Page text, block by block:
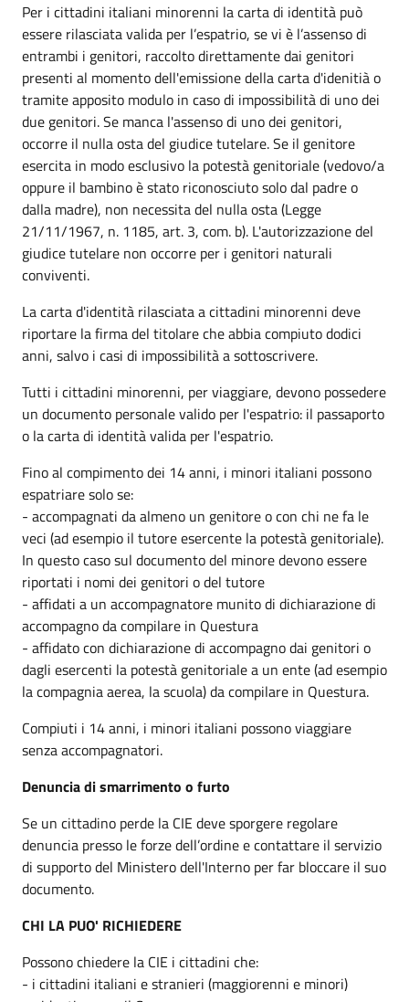
Per i cittadini italiani minorenni la carta di identità può
essere rilasciata valida per l’espatrio, se vi è l’assenso di
entrambi i genitori, raccolto direttamente dai genitori
presenti al momento dell'emissione della carta d'idenitià o
tramite apposito modulo in caso di impossibilità di uno dei
due genitori. Se manca l'assenso di uno dei genitori,
occorre il nulla osta del giudice tutelare. Se il genitore
esercita in modo esclusivo la potestà genitoriale (vedovo/a
oppure il bambino è stato riconosciuto solo dal padre o
dalla madre), non necessita del nulla osta (Legge
21/11/1967, n. 1185, art. 3, com. b). L'autorizzazione del
giudice tutelare non occorre per i genitori naturali
conviventi.
La carta d'identità rilasciata a cittadini minorenni deve
riportare la firma del titolare che abbia compiuto dodici
anni, salvo i casi di impossibilità a sottoscrivere.
Tutti i cittadini minorenni, per viaggiare, devono possedere
un documento personale valido per l'espatrio: il passaporto
o la carta di identità valida per l'espatrio.
Fino al compimento dei 14 anni, i minori italiani possono
espatriare solo se:
- accompagnati da almeno un genitore o con chi ne fa le
veci (ad esempio il tutore esercente la potestà genitoriale).
In questo caso sul documento del minore devono essere
riportati i nomi dei genitori o del tutore
- affidati a un accompagnatore munito di dichiarazione di
accompagno da compilare in Questura
- affidato con dichiarazione di accompagno dai genitori o
dagli esercenti la potestà genitoriale a un ente (ad esempio
la compagnia aerea, la scuola) da compilare in Questura.
Compiuti i 14 anni, i minori italiani possono viaggiare
senza accompagnatori.
Denuncia di smarrimento o furto
Se un cittadino perde la CIE deve sporgere regolare
denuncia presso le forze dell’ordine e contattare il servizio
di supporto del Ministero dell'Interno per far bloccare il suo
documento.
CHI LA PUO' RICHIEDERE
Possono chiedere la CIE i cittadini che:
- i cittadini italiani e stranieri (maggiorenni e minori)